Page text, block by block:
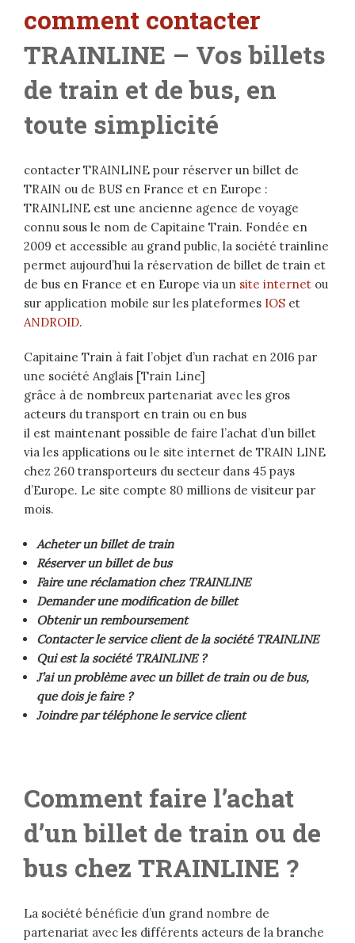
comment contacter
TRAINLINE – Vos billets
de train et de bus, en
toute simplicité
contacter TRAINLINE pour réserver un billet de
TRAIN ou de BUS en France et en Europe :
TRAINLINE est une ancienne agence de voyage
connu sous le nom de Capitaine Train. Fondée en
2009 et accessible au grand public, la société trainline
permet aujourd’hui la réservation de billet de train et
de bus en France et en Europe via un site internet ou
sur application mobile sur les plateformes IOS et
ANDROID.
Capitaine Train à fait l’objet d’un rachat en 2016 par
une société Anglais [Train Line]
grâce à de nombreux partenariat avec les gros
acteurs du transport en train ou en bus
il est maintenant possible de faire l’achat d’un billet
via les applications ou le site internet de TRAIN LINE
chez 260 transporteurs du secteur dans 45 pays
d’Europe. Le site compte 80 millions de visiteur par
mois.
Acheter un billet de train
Réserver un billet de bus
Faire une réclamation chez TRAINLINE
Demander une modification de billet
Obtenir un remboursement
Contacter le service client de la société TRAINLINE
Qui est la société TRAINLINE ?
J’ai un problème avec un billet de train ou de bus,
que dois je faire ?
Joindre par téléphone le service client
Comment faire l’achat
d’un billet de train ou de
bus chez TRAINLINE ?
La société bénéficie d’un grand nombre de
partenariat avec les différents acteurs de la branche